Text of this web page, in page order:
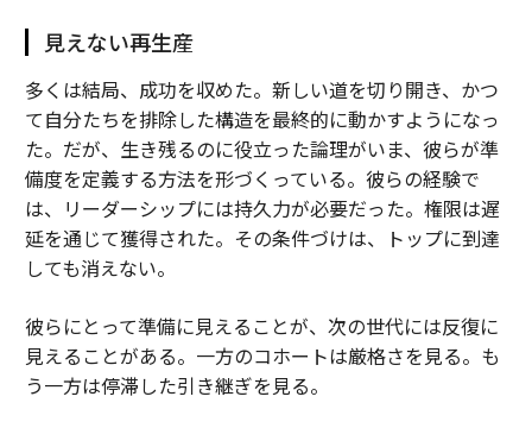
見えない再生産
多くは結局、成功を収めた。新しい道を切り開き、かつ
て自分たちを排除した構造を最終的に動かすようになっ
た。だが、生き残るのに役立った論理がいま、彼らが準
備度を定義する方法を形づくっている。彼らの経験で
は、リーダーシップには持久力が必要だった。権限は遅
延を通じて獲得された。その条件づけは、トップに到達
しても消えない。
彼らにとって準備に見えることが、次の世代には反復に
見えることがある。一方のコホートは厳格さを見る。も
う一方は停滞した引き継ぎを見る。